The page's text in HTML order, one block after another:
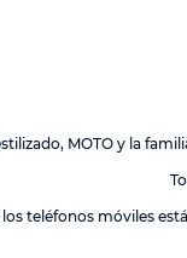
MOTO y la
los teléfonos móviles